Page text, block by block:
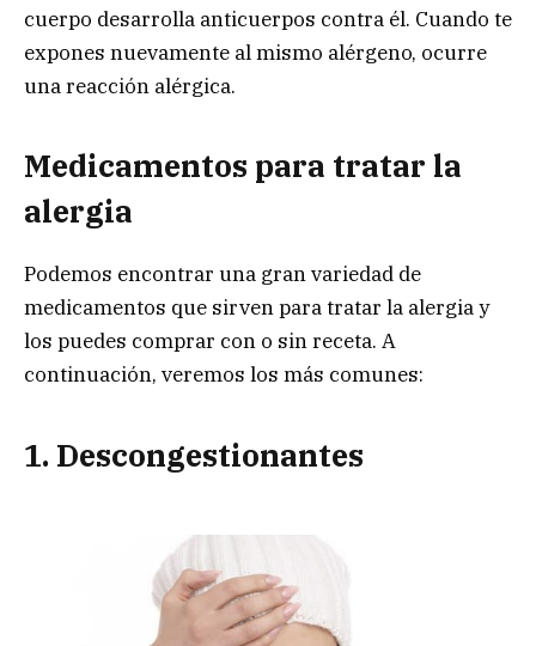
cuerpo desarrolla anticuerpos contra él. Cuando te
expones nuevamente al mismo alérgeno, ocurre
una reacción alérgica.
Medicamentos para tratar la
alergia
Podemos encontrar una gran variedad de
medicamentos que sirven para tratar la alergia y
los puedes comprar con o sin receta. A
continuación, veremos los más comunes:
1. Descongestionantes